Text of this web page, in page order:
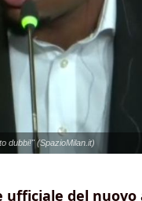
dubbi!" (SpazioMilan.it)
ufficiale del